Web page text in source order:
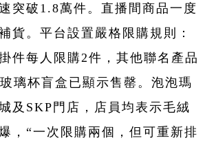
突破1.8萬件。直播間商品一度
貨。平台設置嚴格限購規則：
件每人限購2件，其他聯名產品
璃杯盲盒已顯示售罄。泡泡瑪
及SKP門店，店員均表示毛絨
，“一次限購兩個，但可重新排